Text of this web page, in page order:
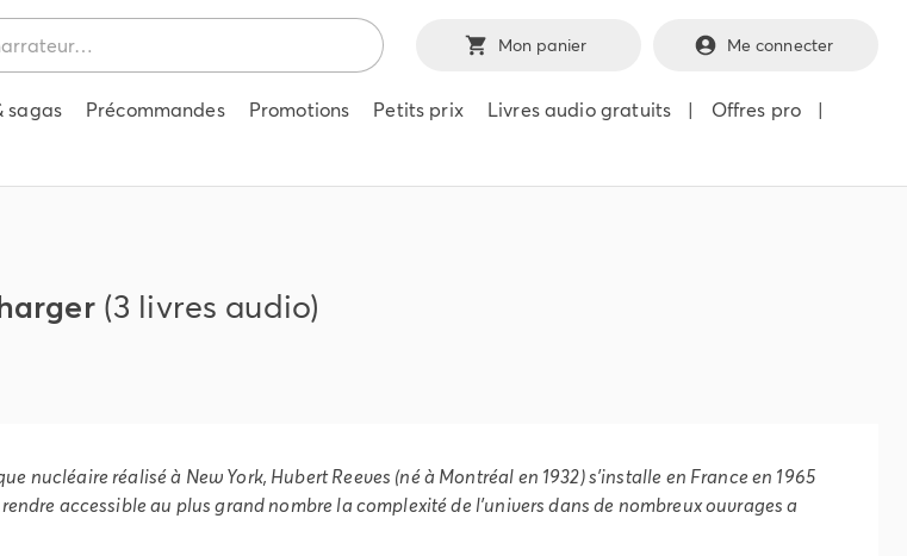
Mon panier Me connecter
sagas Précommandes Promotions Petits prix Livres audio gratuits | Offres pro
|
(3 livres audio)
nucléaire réalisé à New York, Hubert Reeves (né à Montréal en 1932) s'installe en France en 1965
accessible au plus grand nombre la complexité de l'univers dans de nombreux ouvrages a